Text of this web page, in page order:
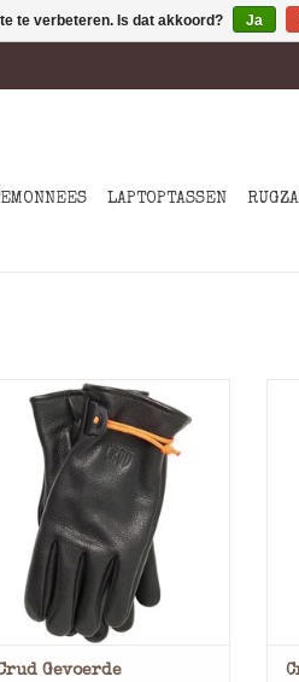
LAPTOPTASSEN
Leren handschoenen voor de
ruige buitenmens.
Crud leren handschoenen
beginnen als koeienhuid van
hoge k
TOEVOEGEN AAN WINKELWAGEN
Gevoerde
te verbeteren. Is dat akkoord? Ja